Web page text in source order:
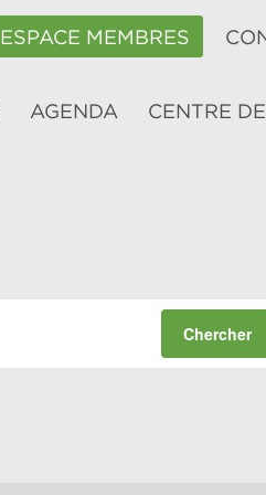
ESPACE MEMBRES
AGENDA CENTRE
Chercher